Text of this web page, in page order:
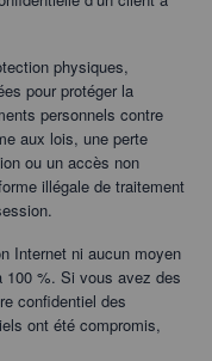
physiques,
pour protéger la
personnels contre
aux lois, une perte
ou un accès non
illégale de traitement
Internet ni aucun moyen
100 %. Si vous avez des
confidentiel des
ont été compromis,